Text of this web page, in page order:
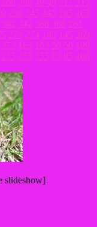
268 268 49 49 317 317
230 345 345 165 165
342 342 368 368 261
274 274 145 145 369
373 163 163 50 50 109
235 355 355 85 85 166
slideshow]